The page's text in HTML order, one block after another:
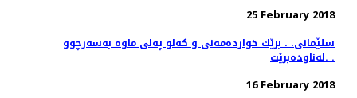
25 February 2018
سلێمانی. . برێك خوارده‌مه‌نی و كه‌لو په‌لی ماوه‌ به‌سه‌رچوو
له‌ناوده‌برێت. .
16 February 2018